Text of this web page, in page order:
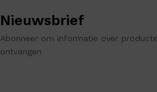
Nieuwsbrief
Abonneer om informatie over
ontvangen